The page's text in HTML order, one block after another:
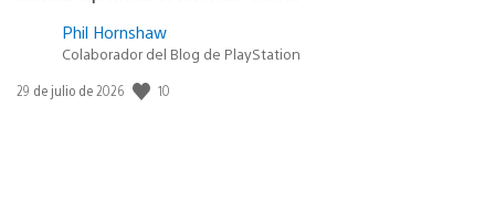
Phil Hornshaw
Colaborador del Blog de PlayStation
Fecha
29 de julio de 2026 10